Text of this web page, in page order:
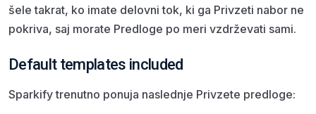
šele takrat, ko imate delovni tok, ki ga Privzeti nabor ne
pokriva, saj morate Predloge po meri vzdrževati sami.
Default templates included
Sparkify trenutno ponuja naslednje Privzete predloge: